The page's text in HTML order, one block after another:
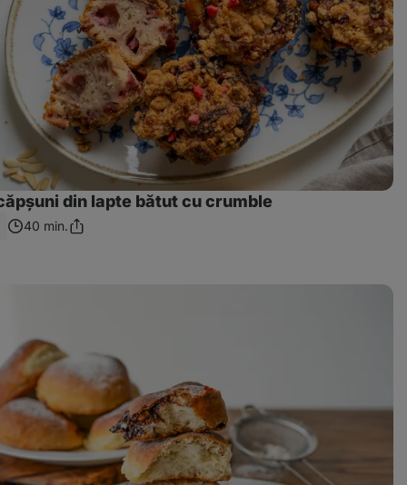
din lapte bătut cu crumble
40 min.Distribuie